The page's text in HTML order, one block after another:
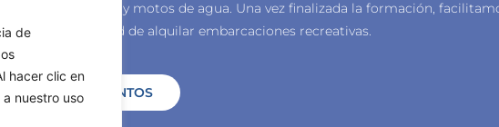
de
hacer clic en
nuestro uso
de recreo y motos de agua. Una vez finalizada la formación,
la posibilidad de alquilar embarcaciones recreativas.
NUESTROS EVENTOS